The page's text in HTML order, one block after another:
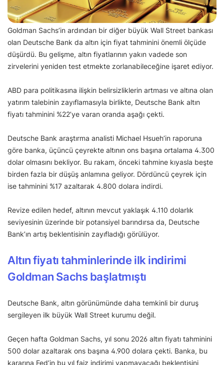
Goldman Sachs’in ardından bir diğer büyük Wall Street bankası
olan Deutsche Bank da altın için fiyat tahminini önemli ölçüde
düşürdü. Bu gelişme, altın fiyatlarının yakın vadede son
zirvelerini yeniden test etmekte zorlanabileceğine işaret ediyor.
ABD para politikasına ilişkin belirsizliklerin artması ve altına olan
yatırım talebinin zayıflamasıyla birlikte, Deutsche Bank altın
fiyatı tahminini %22’ye varan oranda aşağı çekti.
Deutsche Bank araştırma analisti Michael Hsueh’in raporuna
göre banka, üçüncü çeyrekte altının ons başına ortalama 4.300
dolar olmasını bekliyor. Bu rakam, önceki tahmine kıyasla beşte
birden fazla bir düşüş anlamına geliyor. Dördüncü çeyrek için
ise tahminini %17 azaltarak 4.800 dolara indirdi.
Revize edilen hedef, altının mevcut yaklaşık 4.110 dolarlık
seviyesinin üzerinde bir potansiyel barındırsa da, Deutsche
Bank’ın artış beklentisinin zayıfladığı görülüyor.
Altın fiyatı tahminlerinde ilk indirimi
Goldman Sachs başlatmıştı
Deutsche Bank, altın görünümünde daha temkinli bir duruş
sergileyen ilk büyük Wall Street kurumu değil.
Geçen hafta Goldman Sachs, yıl sonu 2026 altın fiyatı tahminini
500 dolar azaltarak ons başına 4.900 dolara çekti. Banka, bu
kararına Fed’in bu yıl faiz indirimi yapmayacağı beklentisini